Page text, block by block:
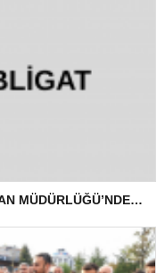
ARNAVUTKÖY İLÇE TARIM VE ORMAN MÜDÜRLÜĞÜ’NDEN İLANEN TEBLİGAT